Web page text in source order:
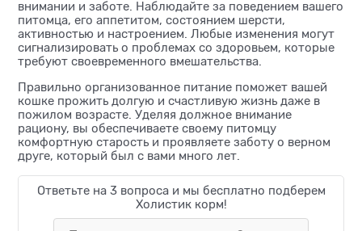
внимании и заботе. Наблюдайте за поведением вашего
питомца, его аппетитом, состоянием шерсти,
активностью и настроением. Любые изменения могут
сигнализировать о проблемах со здоровьем, которые
требуют своевременного вмешательства.
Правильно организованное питание поможет вашей
кошке прожить долгую и счастливую жизнь даже в
пожилом возрасте. Уделяя должное внимание
рациону, вы обеспечиваете своему питомцу
комфортную старость и проявляете заботу о верном
друге, который был с вами много лет.
Ответьте на 3 вопроса и мы бесплатно подберем
Холистик корм!